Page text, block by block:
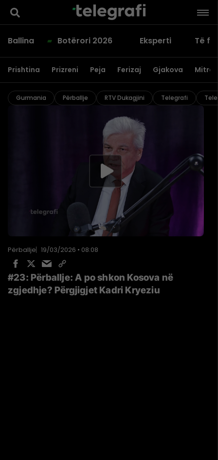
Ballina Botërori 2026 Eksperti Të
Prishtina Prizreni Peja Ferizaj Gjakova
Gurmania Përballje RTV Dukagjini Telegrafi
Përballje 19/03/2026 • 08:08
#23: Përballje: A po shkon Kosova në
zgjedhje? Përgjigjet Kadri Kryeziu